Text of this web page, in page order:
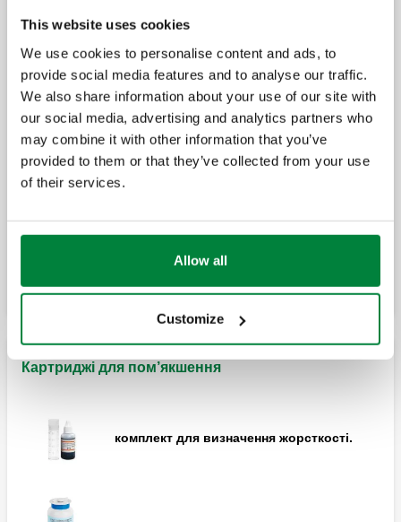
This website uses cookies
We use cookies to personalise content and ads, to
provide social media features and to analyse our traffic.
We also share information about your use of our site with
our social media, advertising and analytics partners who
may combine it with other information that you’ve
provided to them or that they’ve collected from your use
of their services.
Allow all
Customize
(інгібітор). Захищає від корозії та
(пом’якшення та демінералізації) води.
автоматизована компактна група
нагнітання за стандартом EN 1717 із
типовим запобіжником зворотного
потоку, запірним клапаном, сітчастим
фільтром, патрубками для перевірки
тиску для керування роботою
запобіжника зворотного потоку,
редукційним клапаном.
з’єднувальний фітинг із гайкою та
прокладкою.
Картриджі для пом’якшення
комплект для визначення жорсткості.